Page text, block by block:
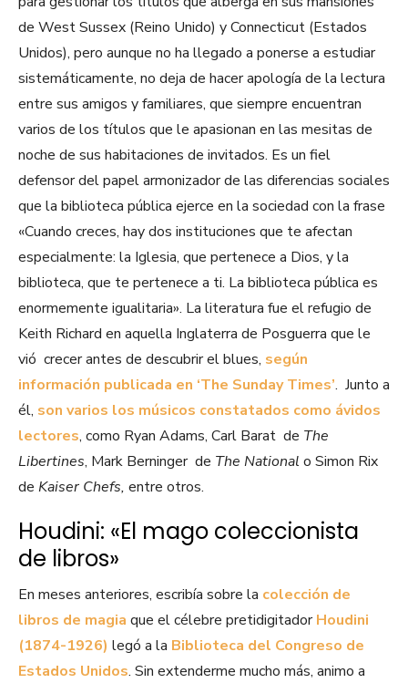
de West Sussex (Reino Unido) y Connecticut (Estados
Unidos), pero aunque no ha llegado a ponerse a estudiar
sistemáticamente, no deja de hacer apología de la lectura
entre sus amigos y familiares, que siempre encuentran
varios de los títulos que le apasionan en las mesitas de
noche de sus habitaciones de invitados. Es un fiel
defensor del papel armonizador de las diferencias sociales
que la biblioteca pública ejerce en la sociedad con la frase
«Cuando creces, hay dos instituciones que te afectan
especialmente: la Iglesia, que pertenece a Dios, y la
biblioteca, que te pertenece a ti. La biblioteca pública es
enormemente igualitaria». La literatura fue el refugio de
Keith Richard en aquella Inglaterra de Posguerra que le
vió crecer antes de descubrir el blues, según
información publicada en ‘The Sunday Times’. Junto a
él, son varios los músicos constatados como ávidos
lectores, como Ryan Adams, Carl Barat de The
Libertines, Mark Berninger de The National o Simon Rix
de Kaiser Chefs, entre otros.
Houdini: «El mago coleccionista
de libros»
En meses anteriores, escribía sobre la colección de
libros de magia que el célebre pretidigitadorHoudini
(1874-1926) legó a la Biblioteca del Congreso de
Estados Unidos. Sin extenderme mucho más, animo a